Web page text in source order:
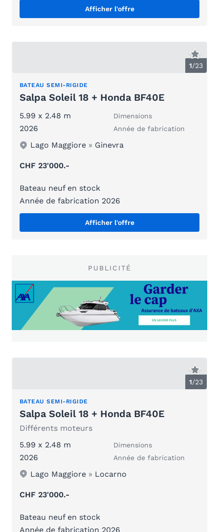
Afficher l'offre
1/23
BATEAU SEMI-RIGIDE
Salpa Soleil 18 + Honda BF40E
5.99 x 2.48 m Dimensions
2026 Année de fabrication
Lago Maggiore » Ginevra
CHF 23'000.-
Bateau neuf en stock
Année de fabrication 2026
Afficher l'offre
PUBLICITÉ
1/23
BATEAU SEMI-RIGIDE
Salpa Soleil 18 + Honda BF40E
Différents moteurs
5.99 x 2.48 m
Dimensions
2026 Année de fabrication
Lago Maggiore » Locarno
CHF 23'000.-
Bateau neuf en stock
Année de fabrication 2026